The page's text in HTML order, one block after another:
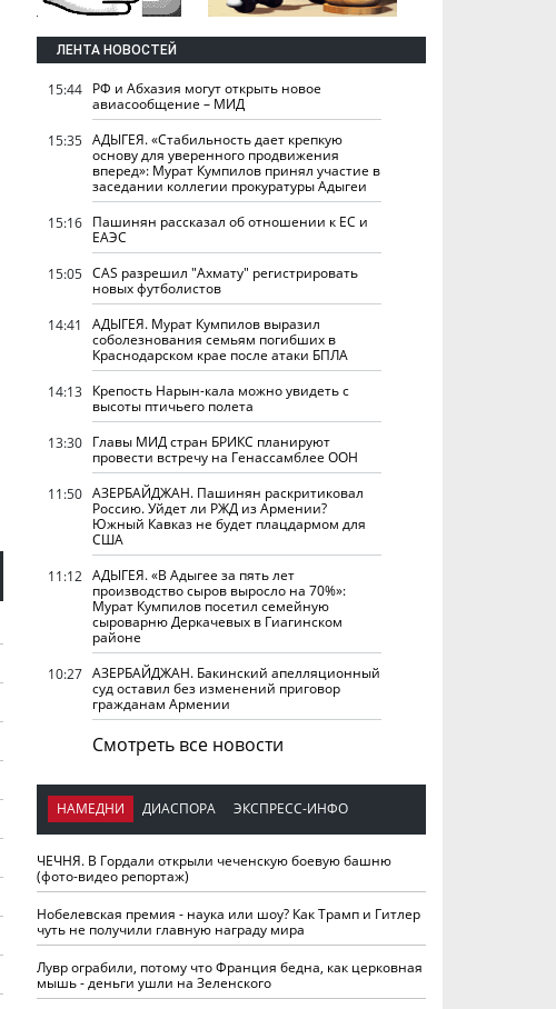
ЛЕНТА НОВОСТЕЙ
15:44 РФ и Абхазия могут открыть новое
авиасообщение – МИД
15:35 АДЫГЕЯ. «Стабильность дает крепкую
основу для уверенного продвижения
вперед»: Мурат Кумпилов принял участие в
заседании коллегии прокуратуры Адыгеи
15:16 Пашинян рассказал об отношении к ЕС и
ЕАЭС
15:05 CAS разрешил "Ахмату" регистрировать
новых футболистов
14:41
АДЫГЕЯ. Мурат Кумпилов выразил
соболезнования семьям погибших в
Краснодарском крае после атаки БПЛА
14:13 Крепость Нарын-кала можно увидеть с
высоты птичьего полета
13:30 Главы МИД стран БРИКС планируют
провести встречу на Генассамблее ООН
11:50 АЗЕРБАЙДЖАН. Пашинян раскритиковал
Россию. Уйдет ли РЖД из Армении?
Южный Кавказ не будет плацдармом для
США
11:12 АДЫГЕЯ. «В Адыгее за пять лет
производство сыров выросло на 70%»:
Мурат Кумпилов посетил семейную
сыроварню Деркачевых в Гиагинском
районе
10:27 АЗЕРБАЙДЖАН. Бакинский апелляционный
суд оставил без изменений приговор
гражданам Армении
Смотреть все новости
НАМЕДНИ ДИАСПОРА ЭКСПРЕСС-ИНФО
ЧЕЧНЯ. В Гордали открыли чеченскую боевую башню
(фото-видео репортаж)
Нобелевская премия - наука или шоу? Как Трамп и Гитлер
чуть не получили главную награду мира
Лувр ограбили, потому что Франция бедна, как церковная
мышь - деньги ушли на Зеленского